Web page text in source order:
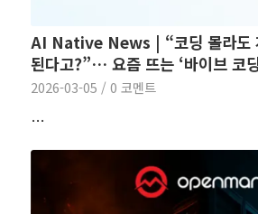
AI Native News | “코딩 몰라도
된다고?”… 요즘 뜨는 ‘바이브 코
2026-03-05 / 0 코멘트
…